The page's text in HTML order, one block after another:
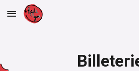
Skip to main content